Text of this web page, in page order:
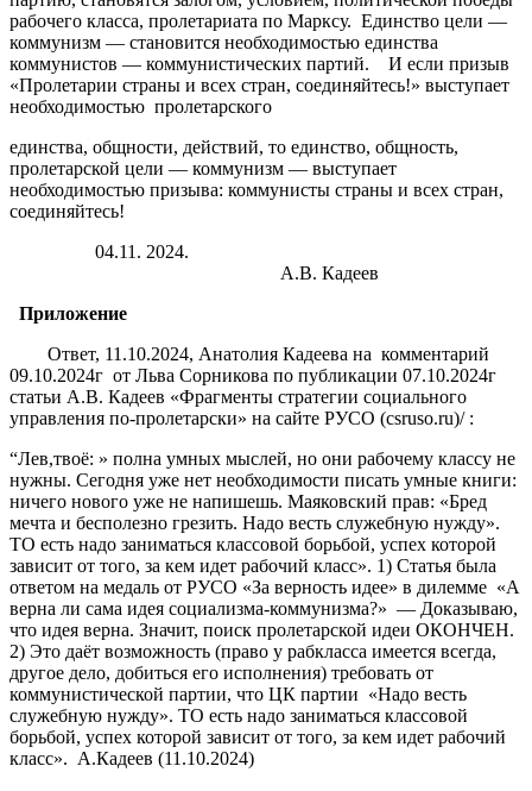
рабочего класса, пролетариата по Марксу. Единство цели —
коммунизм — становится необходимостью единства
коммунистов — коммунистических партий. И если призыв
«Пролетарии страны и всех стран, соединяйтесь!» выступает
необходимостью пролетарского
единства, общности, действий, то единство, общность,
пролетарской цели — коммунизм — выступает
необходимостью призыва: коммунисты страны и всех стран,
соединяйтесь!
04.11. 2024.
А.В. Кадеев
Приложение
Ответ, 11.10.2024, Анатолия Кадеева на комментарий
09.10.2024г от Льва Сорникова по публикации 07.10.2024г
статьи А.В. Кадеев «Фрагменты стратегии социального
управления по-пролетарски» на сайте РУСО (csruso.ru)/ :
“Лев,твоё: » полна умных мыслей, но они рабочему классу не
нужны. Сегодня уже нет необходимости писать умные книги:
ничего нового уже не напишешь. Маяковский прав: «Бред
мечта и бесполезно грезить. Надо весть служебную нужду».
ТО есть надо заниматься классовой борьбой, успех которой
зависит от того, за кем идет рабочий класс». 1) Статья была
ответом на медаль от РУСО «За верность идее» в дилемме «А
верна ли сама идея социализма-коммунизма?» — Доказываю,
что идея верна. Значит, поиск пролетарской идеи ОКОНЧЕН.
2) Это даёт возможность (право у рабкласса имеется всегда,
другое дело, добиться его исполнения) требовать от
коммунистической партии, что ЦК партии «Надо весть
служебную нужду». ТО есть надо заниматься классовой
борьбой, успех которой зависит от того, за кем идет рабочий
класс». А.Кадеев (11.10.2024)